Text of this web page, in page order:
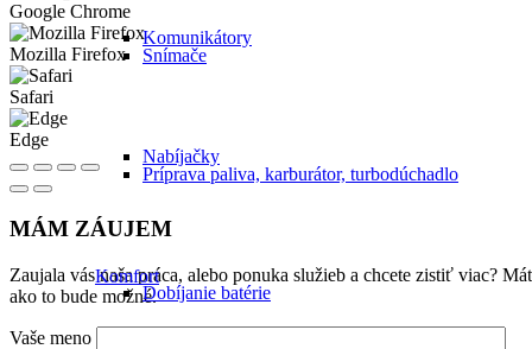
Komunikátory
Nabíjačky
Komfort
Snímače
Príprava paliva, karburátor, turbodúchadlo
Dobíjanie batérie
Google Chrome
Mozilla Firefox
Safari
Edge
MÁM ZÁUJEM
Zaujala vás naša práca, alebo ponuka služieb a chcete zistiť viac?
ako to bude možné.
Vaše meno